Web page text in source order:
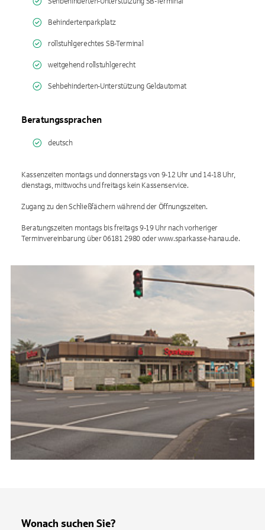
Behindertenparkplatz
rollstuhlgerechtes SB-Terminal
weitgehend rollstuhlgerecht
Sehbehinderten-Unterstützung Geldautomat
Beratungssprachen
deutsch
Kassenzeiten montags und donnerstags von 9-12 Uhr und 14-18 Uhr,
dienstags, mittwochs und freitags kein Kassenservice.
Zugang zu den Schließfächern während der Öffnungszeiten.
Beratungszeiten montags bis freitags 9-19 Uhr nach vorheriger
Terminvereinbarung über 06181 2980 oder www.sparkasse-hanau.de.
Wonach suchen Sie?